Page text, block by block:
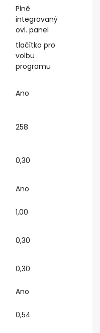
Plně
integrovaný
ovl. panel
tlačítko pro
volbu
programu
Ano
258
0,30
Ano
1,00
0,30
0,30
Ano
0,54